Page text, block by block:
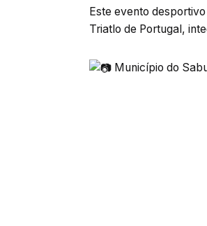
Este evento
Triatlo de Portugal,
Município do